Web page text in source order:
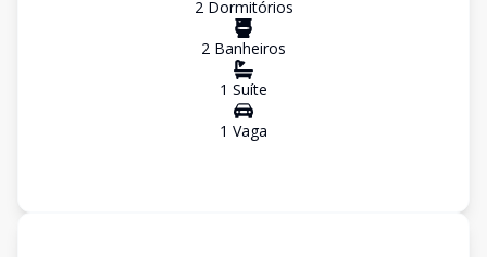
2Dormitórios
2 Banheiros
1 Suíte
1 Vaga